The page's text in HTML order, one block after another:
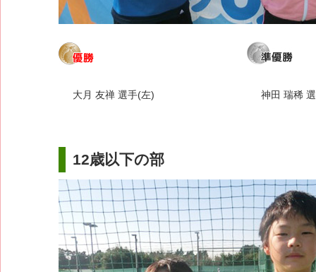
大月 友禅 選手(左) 神田 瑞稀
12歳以下の部